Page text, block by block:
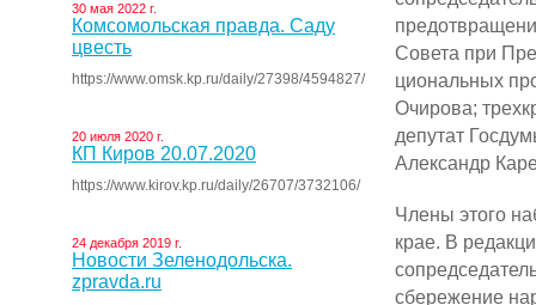
30 мая 2022 г.
Комсомольская правда. Саду
цвесть
https://www.omsk.kp.ru/daily/27398/4594827/
20 июля 2020 г.
КП Киров 20.07.2020
https://www.kirov.kp.ru/daily/26707/3732106/
24 декабря 2019 г.
Новости Зеленодольска.
zpravda.ru
Совета при
циональных
Очирова;
депутат
Александр
Члены этого
крае. В
сбережение